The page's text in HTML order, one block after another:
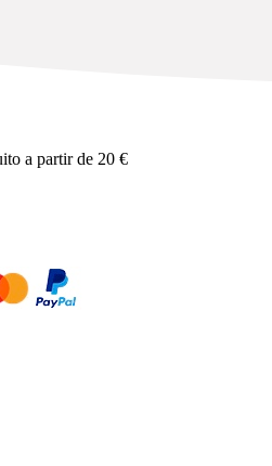
a partir de 20 €